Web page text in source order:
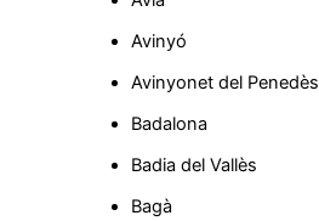
Avinyó
Avinyonet del Penedès
Badalona
Badia del Vallès
Bagà